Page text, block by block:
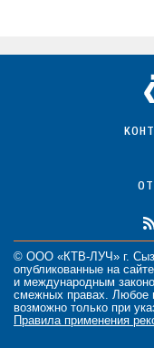
© ООО «КТВ-ЛУЧ» г.
опубликованные на
и международным
смежных правах. Любое
возможно только при
Правила применения